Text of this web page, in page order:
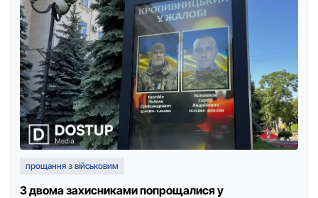
прощання з військовим
З двома захисниками попрощалися у